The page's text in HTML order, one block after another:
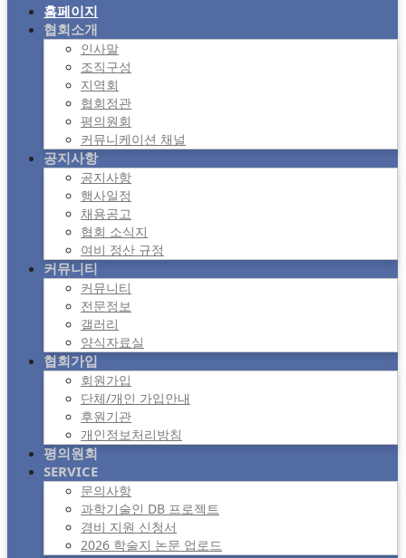
홈페이지
협회소개
인사말
조직구성
지역회
협회정관
평의원회
커뮤니케이션 채널
공지사항
공지사항
행사일정
채용공고
협회 소식지
여비 정산 규정
커뮤니티
커뮤니티
전문정보
갤러리
양식자료실
협회가입
회원가입
단체/개인 가입안내
후원기관
개인정보처리방침
평의원회
SERVICE
문의사항
과학기술인 DB 프로젝트
경비 지원 신청서
2026 학술지 논문 업로드